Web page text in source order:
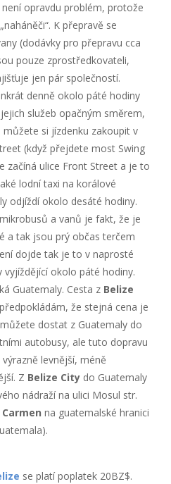
opravdu problém, protože
K přepravě se
(dodávky pro přepravu cca
pouze zprostředkovateli,
jen pár společností.
denně okolo páté hodiny
služeb opačným směrem,
si jízdenku zakoupit v
(když přejdete most Swing
začíná ulice Front Street a je to
lodní taxi na korálové
odjíždí okolo desáté hodiny.
a vanů je fakt, že je
a tak jsou prý občas terčem
dojde tak je to v naprosté
okolo páté hodiny.
Guatemaly. Cesta z Belize
že stejná cena je
dostat z Guatemaly do
autobusy, ale tuto dopravu
levnější, méně
Z Belize City do Guatemaly
nádraží na ulici Mosul str.
na guatemalské hranici
se platí poplatek 20BZ$.